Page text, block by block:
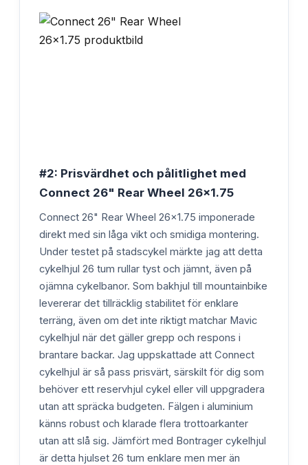
#2: Prisvärdhet och pålitlighet med
Connect 26" Rear Wheel 26x1.75
Connect 26" Rear Wheel 26x1.75 imponerade
direkt med sin låga vikt och smidiga montering.
Under testet på stadscykel märkte jag att detta
cykelhjul 26 tum rullar tyst och jämnt, även på
ojämna cykelbanor. Som bakhjul till mountainbike
levererar det tillräcklig stabilitet för enklare
terräng, även om det inte riktigt matchar Mavic
cykelhjul när det gäller grepp och respons i
brantare backar. Jag uppskattade att Connect
cykelhjul är så pass prisvärt, särskilt för dig som
behöver ett reservhjul cykel eller vill uppgradera
utan att spräcka budgeten. Fälgen i aluminium
känns robust och klarade flera trottoarkanter
utan att slå sig. Jämfört med Bontrager cykelhjul
är detta hjulset 26 tum enklare men mer än